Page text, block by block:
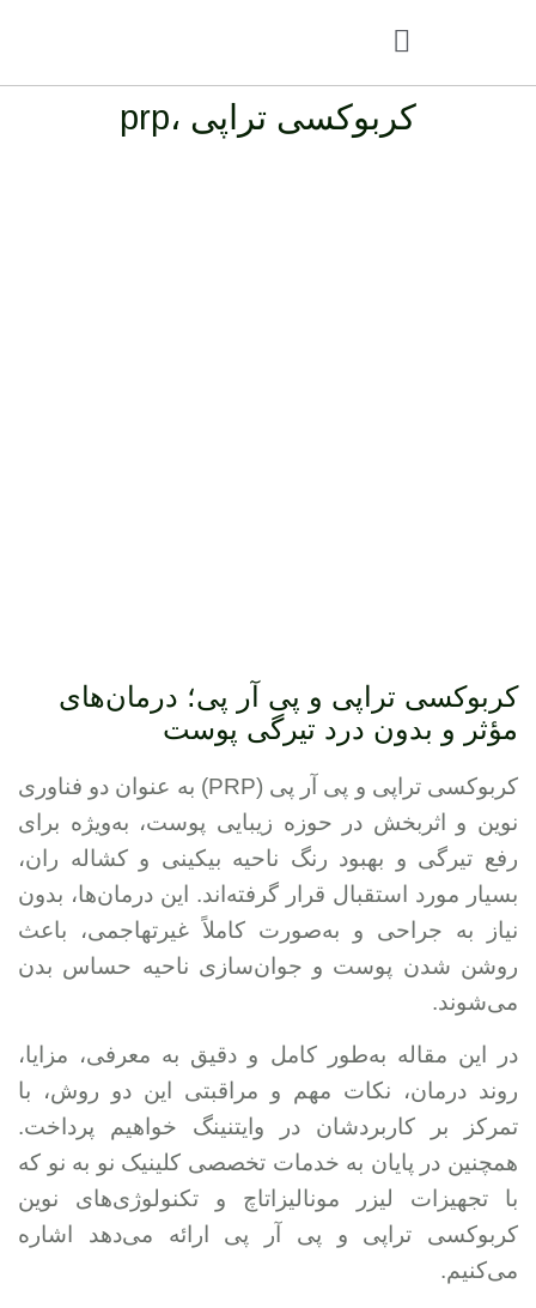
کربوکسی تراپی ،prp
کربوکسی تراپی و پی آر پی؛ درمان‌های
مؤثر و بدون درد تیرگی پوست
کربوکسی تراپی و پی آر پی (PRP) به عنوان دو فناوری
نوین و اثربخش در حوزه زیبایی پوست، به‌ویژه برای
رفع تیرگی و بهبود رنگ ناحیه بیکینی و کشاله ران،
بسیار مورد استقبال قرار گرفته‌اند. این درمان‌ها، بدون
نیاز به جراحی و به‌صورت کاملاً غیرتهاجمی، باعث
روشن شدن پوست و جوان‌سازی ناحیه حساس بدن
می‌شوند.
در این مقاله به‌طور کامل و دقیق به معرفی، مزایا،
روند درمان، نکات مهم و مراقبتی این دو روش، با
تمرکز بر کاربردشان در وایتنینگ خواهیم پرداخت.
همچنین در پایان به خدمات تخصصی کلینیک نو به نو که
با تجهیزات لیزر مونالیزاتاچ و تکنولوژی‌های نوین
کربوکسی تراپی و پی آر پی ارائه می‌دهد اشاره
می‌کنیم.